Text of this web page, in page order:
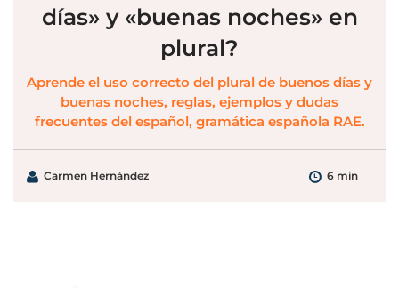
días» y «buenas noches» en
plural?
Aprende el uso correcto del plural de buenos días y
buenas noches, reglas, ejemplos y dudas
frecuentes del español, gramática española RAE.
Carmen Hernández 6 min